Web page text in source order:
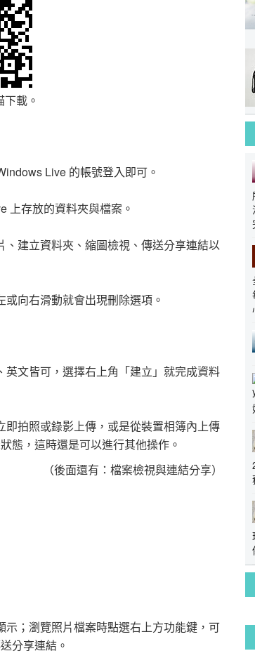
載。
Live 的帳號登入即可。
上存放的資料夾與檔案。
建立資料夾、縮圖檢視、傳送分享連結以
向右滑動就會出現刪除選項。
文皆可，選擇右上角「建立」就完成資料
拍照或錄影上傳，或是從裝置相簿內上傳
態，這時還是可以進行其他操作。
（後面還有：檔案檢視與連結分享）
；瀏覽照片檔案時點選右上方功能鍵，可
分享連結。